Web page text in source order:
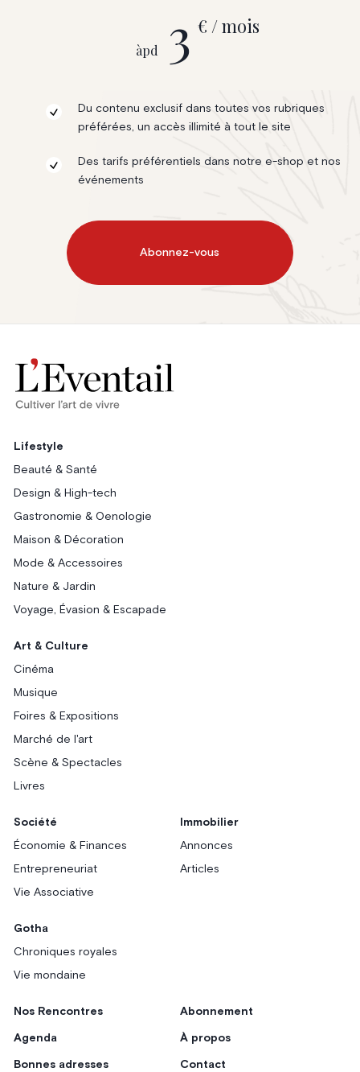
àpd 3 € / mois
Du contenu exclusif dans toutes vos rubriques
préférées, un accès illimité à tout le site
Des tarifs préférentiels dans notre e-shop et nos
événements
Abonnez-vous
Lifestyle
Beauté & Santé
Design & High-tech
Gastronomie & Oenologie
Maison & Décoration
Mode & Accessoires
Nature & Jardin
Voyage, Évasion & Escapade
Art & Culture
Cinéma
Musique
Foires & Expositions
Marché de l'art
Scène & Spectacles
Livres
Société
Économie & Finances
Entrepreneuriat
Vie Associative
Immobilier
Annonces
Articles
Gotha
Chroniques royales
Vie mondaine
Nos Rencontres
Agenda
Bonnes adresses
Abonnement
À propos
Contact